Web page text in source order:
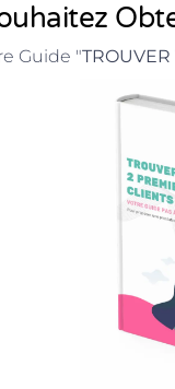
Guide "TROUVER